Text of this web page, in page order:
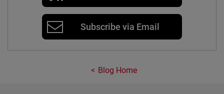
Subscribe via Email
Blog Home